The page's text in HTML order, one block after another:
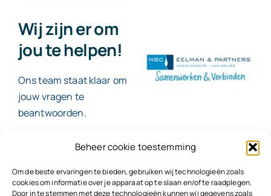
Beheer cookie toestemming
Om de beste ervaringen te bieden, gebruiken wij technologieën zoals
cookies om informatie over je apparaat op te slaan en/of te raadplegen.
Door in te stemmen met deze technologieën kunnen wij gegevens zoals
Wij zijn er om
jou te helpen!
Ons team staat klaar om
jouw vragen te
beantwoorden.
Contact